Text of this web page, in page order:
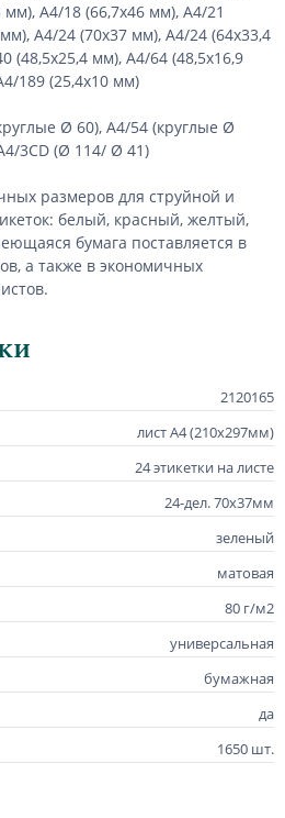
А4/18 (66,7х46 мм), А4/21
А4/24 (70х37 мм), А4/24 (64х33,4
(48,5х25,4 мм), А4/64 (48,5х16,9
189 (25,4х10 мм)
Ø 60), А4/54 (круглые Ø
3CD (Ø 114/ Ø 41)
размеров для струйной и
белый, красный, желтый,
бумага поставляется в
а также в экономичных
2120165
лист А4 (210х297мм)
24 этикетки на листе
24-дел. 70х37мм
зеленый
матовая
80 г/м2
универсальная
бумажная
да
1650 шт.